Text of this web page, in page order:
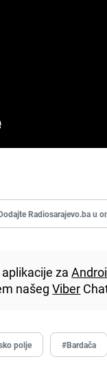
Radiosarajevo.ba u
za
našegViber
polje #Bardača